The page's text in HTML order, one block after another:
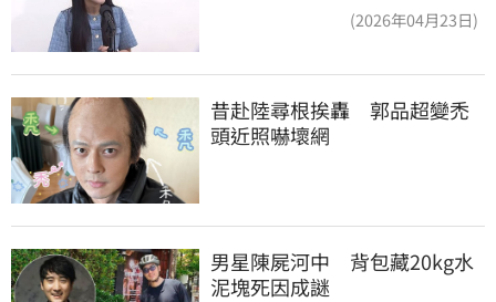
(2026年04月23日)
昔赴陸尋根挨轟　郭品超變禿
頭近照嚇壞網
男星陳屍河中　背包藏20kg水
泥塊死因成謎